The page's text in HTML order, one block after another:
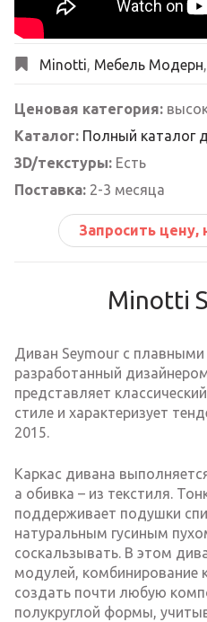
Minotti, Мебель Модерн,
Ценовая категория:
Каталог: Полный каталог
3D/текстуры: Есть
Поставка: 2-3 месяца
Запросить цену,
Minotti
Диван Seymour с
разработанный
представляет
стиле и характеризует
2015.
Каркас дивана
а обивка – из текстиля.
поддерживает подушки
натуральным гусиным
соскальзывать. В этом
модулей, комбинирование
создать почти любую
полукруглой формы,